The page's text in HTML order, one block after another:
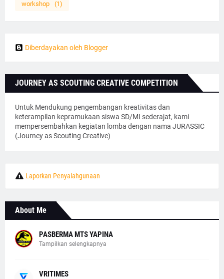
workshop (1)
Diberdayakan oleh Blogger
JOURNEY AS SCOUTING CREATIVE COMPETITION
Untuk Mendukung pengembangan kreativitas dan
keterampilan kepramukaan siswa SD/MI sederajat, kami
mempersembahkan kegiatan lomba dengan nama JURASSIC
(Journey as Scouting Creative)
Laporkan Penyalahgunaan
About Me
PASBERMA MTS YAPINA
Tampilkan selengkapnya
VRITIMES